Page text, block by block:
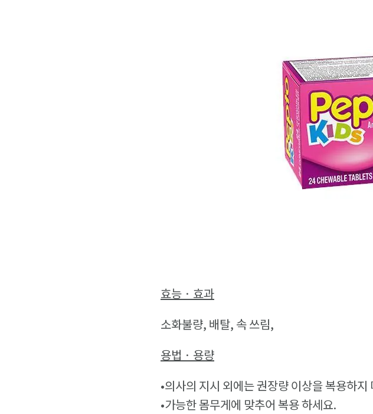
효능 · 효과
소화불량, 배탈, 속 쓰림,
용법 · 용량
•의사의 지시 외에는 권장량 이상을 복용하지
•가능한 몸무게에 맞추어 복용 하세요.